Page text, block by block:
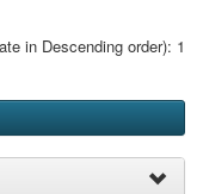
in Descending order): 1